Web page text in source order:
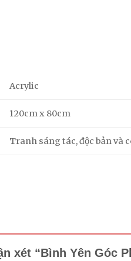
Acrylic
120cm x 80cm
Tranh sáng tác, độc bản và
xét “Bình Yên Góc